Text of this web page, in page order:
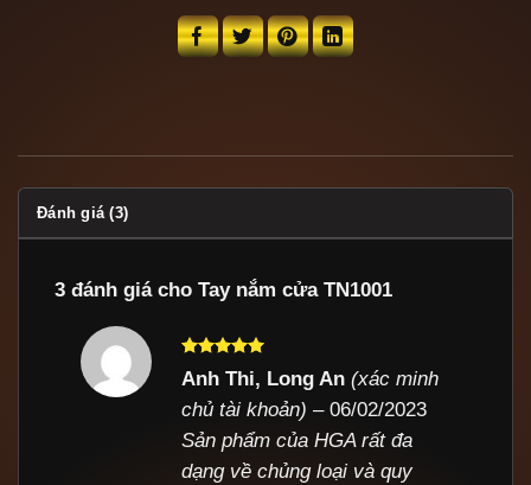
Đánh giá (3)
3 đánh giá cho Tay nắm cửa TN1001
Được xếp
5
sao
Anh Thi, Long An(xác minh
chủ tài khoản) – 06/02/2023
Sản phẩm của HGA rất đa
dạng về chủng loại và quy